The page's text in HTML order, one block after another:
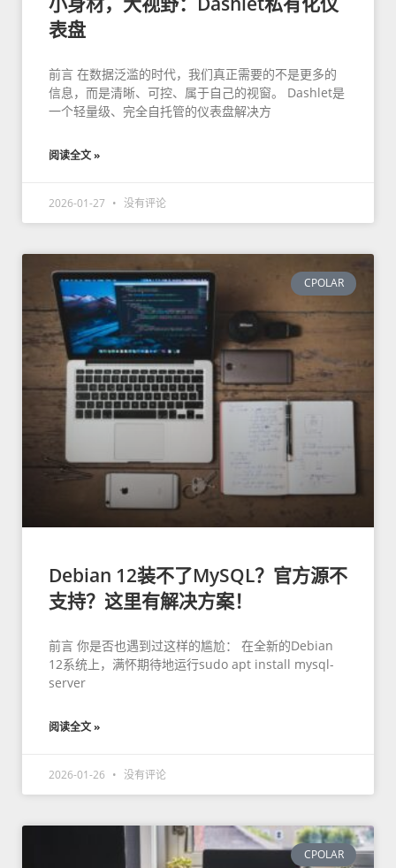
表盘
前言 在数据泛滥的时代，我们真正需要的不是更多的
信息，而是清晰、可控、属于自己的视窗。 Dashlet是
一个轻量级、完全自托管的仪表盘解决方
阅读全文 »
2026-01-27 没有评论
CPOLAR
Debian 12装不了MySQL？官方源不
支持？这里有解决方案！
前言 你是否也遇到过这样的尴尬： 在全新的Debian
12系统上，满怀期待地运行sudo apt install mysql-
server
阅读全文 »
2026-01-26 没有评论
CPOLAR